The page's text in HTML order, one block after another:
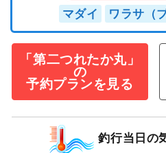
マダイ ワラサ（
「第二つれたか丸」
の
予約プランを見る
釣行当日の